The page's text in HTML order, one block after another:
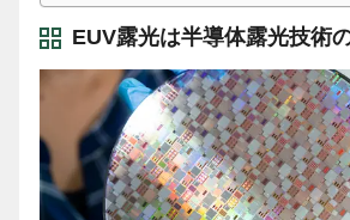
EUV露光は半導体露光技術